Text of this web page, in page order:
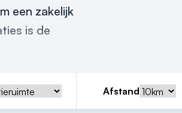
een zakelijk
is de
Afstand